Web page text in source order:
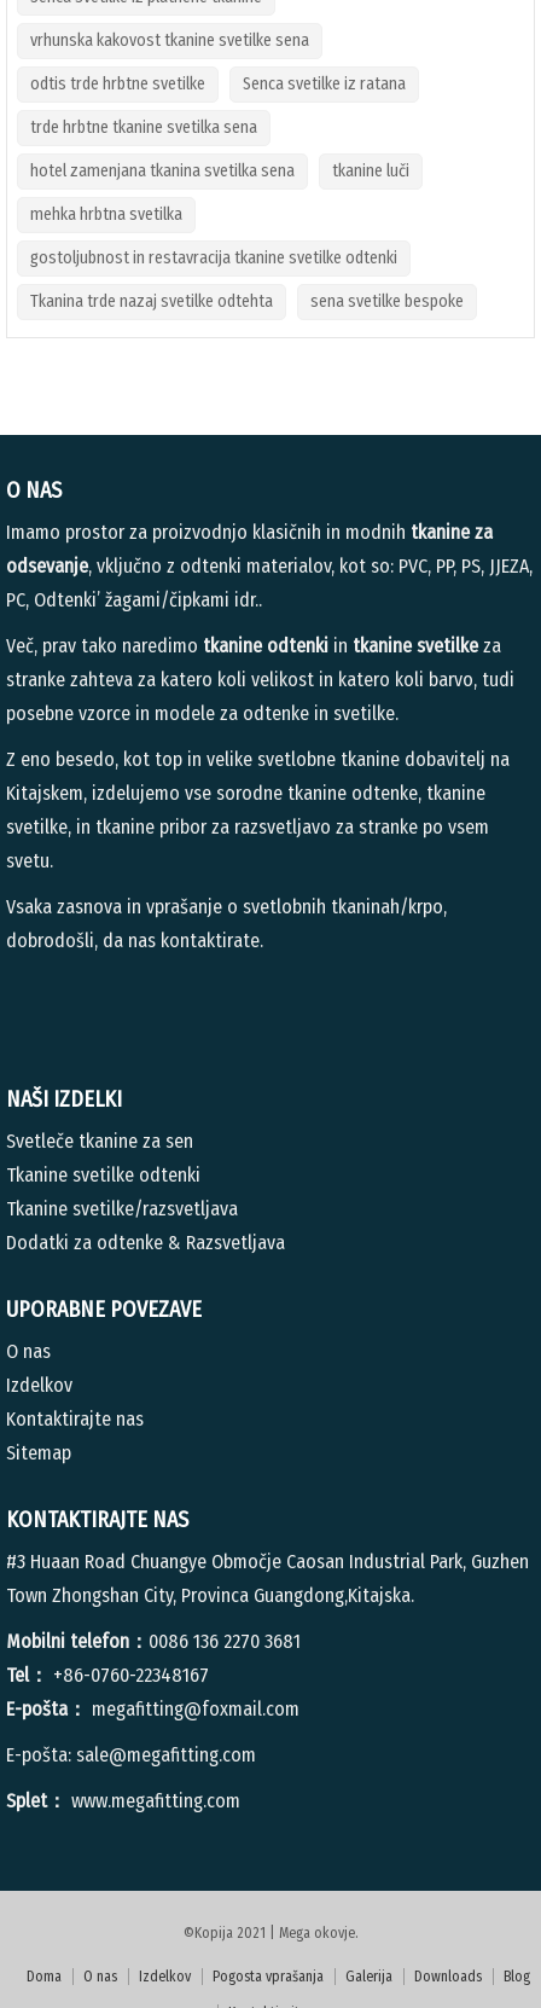
vrhunska kakovost tkanine svetilke sena
odtis trde hrbtne svetilke Senca svetilke iz ratana
trde hrbtne tkanine svetilka sena
hotel zamenjana tkanina svetilka sena tkanine luči
mehka hrbtna svetilka
gostoljubnost in restavracija tkanine svetilke odtenki
Tkanina trde nazaj svetilke odtehta sena svetilke bespoke
O NAS
Imamo prostor za proizvodnjo klasičnih in modnih tkanine za
odsevanje, vključno z odtenki materialov, kot so: PVC, PP, PS, JJEZA,
PC, Odtenki’ žagami/čipkami idr..
Več, prav tako naredimo tkanine odtenki in tkanine svetilkeza
stranke zahteva za katero koli velikost in katero koli barvo, tudi
posebne vzorce in modele za odtenke in svetilke.
Z eno besedo, kot top in velike svetlobne tkanine dobavitelj na
Kitajskem, izdelujemo vse sorodne tkanine odtenke, tkanine
svetilke, in tkanine pribor za razsvetljavo za stranke po vsem
svetu.
Vsaka zasnova in vprašanje o svetlobnih tkaninah/krpo,
dobrodošli, da nas kontaktirate.
NAŠI IZDELKI
Svetleče tkanine za sen
Tkanine svetilke odtenki
Tkanine svetilke/razsvetljava
Dodatki za odtenke & Razsvetljava
UPORABNE POVEZAVE
O nas
Izdelkov
Kontaktirajte nas
Sitemap
KONTAKTIRAJTE NAS
#3 Huaan Road Chuangye Območje Caosan Industrial Park, Guzhen
Town Zhongshan City, Provinca Guangdong,Kitajska.
Mobilni telefon： 0086 136 2270 3681
Tel： +86-0760-22348167
E-pošta： megafitting@foxmail.com
E-pošta: sale@megafitting.com
Splet： www.megafitting.com
©Kopija 2021 | Mega okovje.
Doma O nas Izdelkov Pogosta vprašanja Galerija Downloads Blog